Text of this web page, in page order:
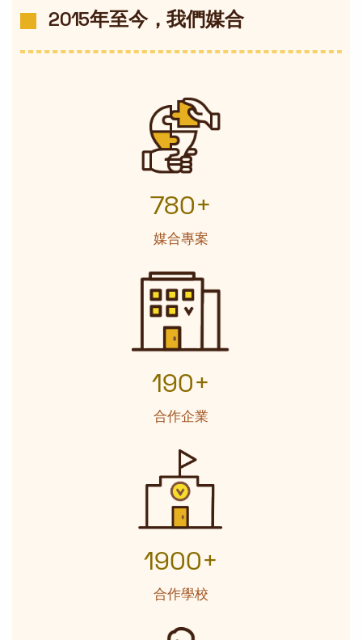
2015年至今，我們媒合
780+
媒合專案
190+
合作企業
1900+
合作學校